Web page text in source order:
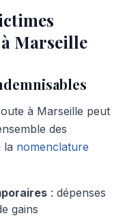
Marseille
à Marseille peut
des
la nomenclature
: dépenses
gains